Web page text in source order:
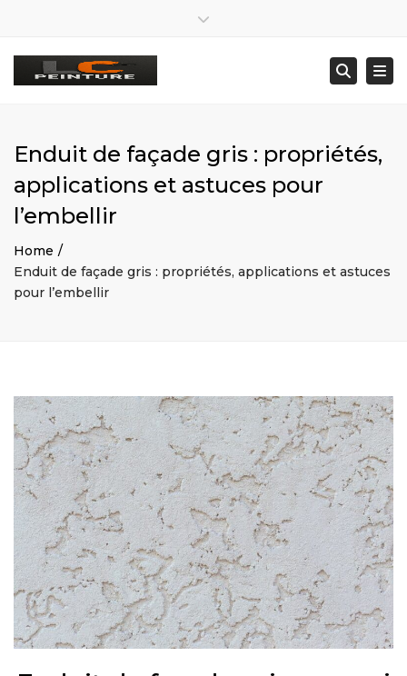
07 80 43 04 93
lc29260@gmail.com
Enduit de façade gris : propriétés,
applications et astuces pour
l’embellir
Home
Enduit de façade gris : propriétés, applications et astuces
pour l’embellir